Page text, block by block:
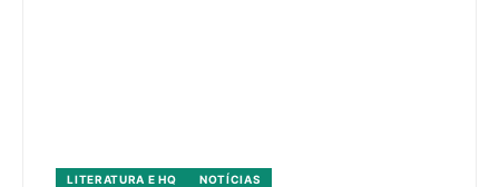
LITERATURA E HQ NOTÍCIAS